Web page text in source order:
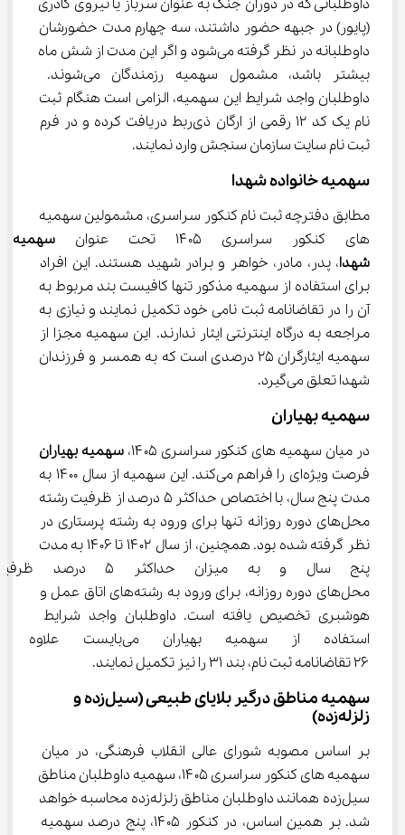
داوطلبانی که در دوران جنگ به عنوان سرباز یا نیروی کادری
(پایور) در جبهه حضور داشتند، سه چهارم مدت حضورشان
داوطلبانه در نظر گرفته می‌شود و اگر این مدت از شش ماه
بیشتر باشد، مشمول سهمیه رزمندگان می‌شوند.
داوطلبان واجد شرایط این سهمیه، الزامی است هنگام ثبت
نام یک کد ۱۲ رقمی از ارگان ذی‌ربط دریافت کرده و در فرم
ثبت نام سایت سازمان سنجش وارد نمایند.
سهمیه خانواده شهدا
مطابق دفترچه ثبت نام کنکور سراسری، مشمولین سهمیه
های کنکور سراسری ۱۴۰۵ تحت عنوان
سهمیه
شهدا، پدر، مادر، خواهر و برادر شهید هستند. این افراد
برای استفاده از سهمیه مذکور تنها کافیست بند مربوط به
آن را در تقاضانامه ثبت نامی خود تکمیل نمایند و نیازی به
مراجعه به درگاه اینترنتی ایثار ندارند. این سهمیه مجزا از
سهمیه ایثارگران ۲۵ درصدی است که به همسر و فرزندان
شهدا تعلق می‌گیرد.
سهمیه بهیاران
در میان سهمیه های کنکور سراسری ۱۴۰۵،
سهمیه بهیاران
فرصت ویژه‌ای را فراهم می‌کند. این سهمیه از سال ۱۴۰۰ به
مدت پنج سال، با اختصاص حداکثر ۵ درصد از ظرفیت رشته
محل‌های دوره روزانه تنها برای ورود به رشته پرستاری در
نظر گرفته شده بود. همچنین، از سال ۱۴۰۲ تا ۱۴۰۶ به مدت
پنج سال و به میزان
محل‌های دوره روزانه، برای ورود به رشته‌های اتاق عمل و
هوشبری تخصیص یافته است. داوطلبان واجد شرایط
استفاده از سهمیه بهیاران
۲۶ تقاضانامه ثبت نام، بند ۳۱ را نیز تکمیل نمایند.
سهمیه مناطق درگیر بلایای طبیعی (سیل‌زده و
زلزله‌زده)
بر اساس مصوبه شورای عالی انقلاب فرهنگی، در میان
سهمیه های کنکور سراسری ۱۴۰۵، سهمیه داوطلبان مناطق
سیل‌زده همانند داوطلبان مناطق زلزله‌زده محاسبه خواهد
شد. بر همین اساس، در کنکور ۱۴۰۵، پنج درصد سهمیه